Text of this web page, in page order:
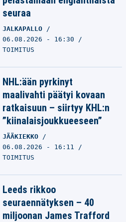
seuraa
JALKAPALLO
06.08.2026 - 16:30
TOIMITUS
NHL:ään pyrkinyt
maalivahti päätyi kovaan
ratkaisuun – siirtyy KHL:n
”kiinalaisjoukkueeseen”
JÄÄKIEKKO
06.08.2026 - 16:11
TOIMITUS
Leeds rikkoo
seuraennätyksen – 40
miljoonan James Trafford